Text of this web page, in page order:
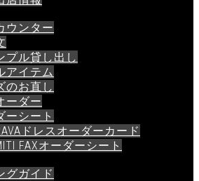
ウンター
プル貸し出し
アイテム
のお直し
ーダー
ーシート
ドレスオーダーカード
FAXオーダーシート
グガイド